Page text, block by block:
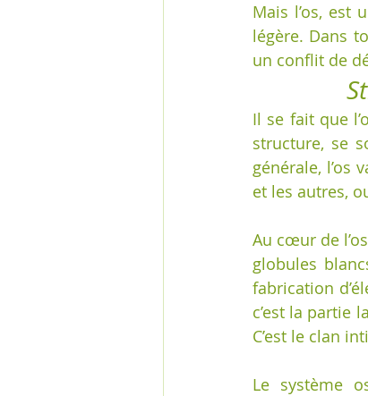
Mais l’os, est
légère. Dans
un conflit de
Il se fait que
structure, se
générale, l’os
et les autres,
Au cœur de
globules
fabrication
c’est la partie
C’est le clan
Le système